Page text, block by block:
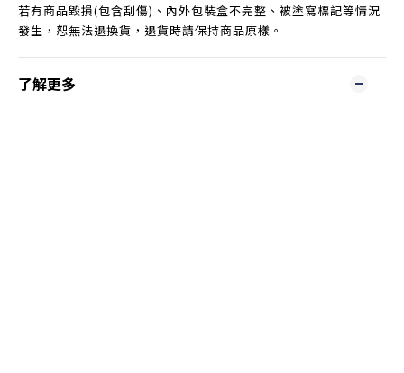
若有商品毀損(包含刮傷)、內外包裝盒不完整、被塗寫標記等情況
發生，恕無法退換貨，退貨時請保持商品原樣。
了解更多